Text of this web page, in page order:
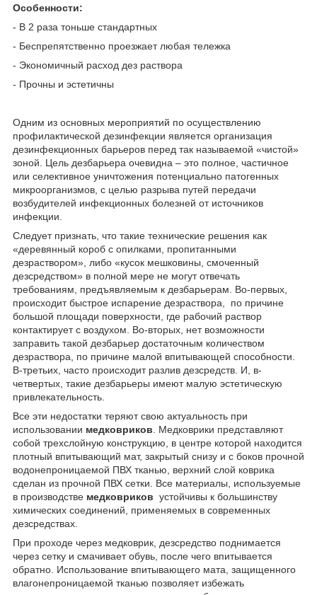
Особенности:
- В 2 раза тоньше стандартных
- Беспрепятственно проезжает любая тележка
- Экономичный расход дез раствора
- Прочны и эстетичны
Одним из основных мероприятий по осуществлению
профилактической дезинфекции является организация
дезинфекционных барьеров перед так называемой «чистой»
зоной. Цель дезбарьера очевидна – это полное, частичное
или селективное уничтожения потенциально патогенных
микроорганизмов, с целью разрыва путей передачи
возбудителей инфекционных болезней от источников
инфекции.
Следует признать, что такие технические решения как
«деревянный короб с опилками, пропитанными
дезраствором», либо «кусок мешковины, смоченный
дезсредством» в полной мере не могут отвечать
требованиям, предъявляемым к дезбарьерам. Во-первых,
происходит быстрое испарение дезраствора, по причине
большой площади поверхности, где рабочий раствор
контактирует с воздухом. Во-вторых, нет возможности
заправить такой дезбарьер достаточным количеством
дезраствора, по причине малой впитывающей способности.
В-третьих, часто происходит разлив дезсредств. И, в-
четвертых, такие дезбарьеры имеют малую эстетическую
привлекательность.
Все эти недостатки теряют свою актуальность при
использовании медковриков . Медковрики представляют
собой трехслойную конструкцию, в центре которой находится
плотный впитывающий мат, закрытый снизу и с боков прочной
водонепроницаемой ПВХ тканью, верхний слой коврика
сделан из прочной ПВХ сетки. Все материалы, используемые
в производстве медковриков устойчивы к большинству
химических соединений, применяемых в современных
дезсредствах.
При проходе через медковрик, дезсредство поднимается
через сетку и смачивает обувь, после чего впитывается
обратно. Использование впитывающего мата, защищенного
влагонепроницаемой тканью позволяет избежать